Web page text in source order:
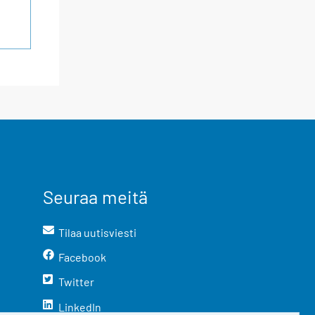
Seuraa meitä
Tilaa uutisviesti
Facebook
Twitter
LinkedIn